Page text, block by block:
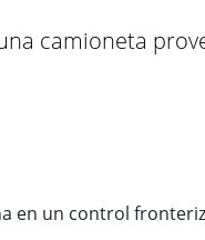
camioneta